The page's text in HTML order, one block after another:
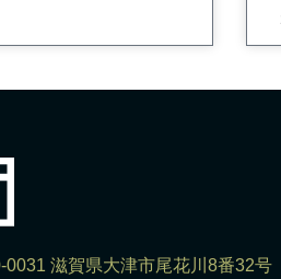
滋賀県大津市尾花川8番32号